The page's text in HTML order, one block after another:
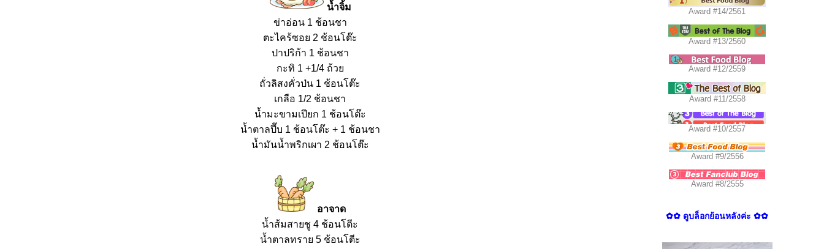
น้ำจิ้ม
ข่าอ่อน 1 ช้อนชา
ตะไคร้ซอย 2 ช้อนโต๊ะ
ปาปริก้า 1 ช้อนชา
กะทิ 1 +1/4 ถ้ว
ถั่วลิสงคั่วป่น 1 ช้อนโต๊ะ
เกลือ 1/2 ช้อนชา
น้ำมะขามเปียก 1 ช้อนโต๊ะ
น้ำตาลปี๊บ 1 ช้อนโต๊ะ + 1 ช้อนชา
น้ำมันน้ำพริกเผา 2 ช้อนโต๊ะ
อาจาด
น้ำส้มสายชู 4 ช้อนโตีะ
น้ำตาลทราย 5 ช้อนโตีะ
Award #14/2561
Award #13/2560
Award #12/2559
Award #11/2558
Award #10/2557
Award #9/2556
Award #8/2555
✿✿ ดูบล็อกย้อนหลังค่ะ ✿✿